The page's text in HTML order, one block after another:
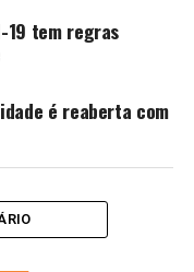
19 tem regras
é reaberta com